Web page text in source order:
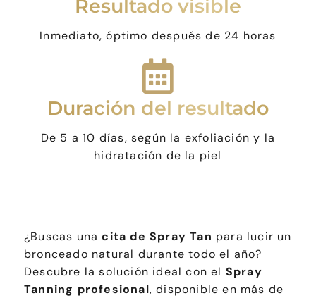
Resultado visible
Inmediato, óptimo después de 24 horas
Duración del resultado
De 5 a 10 días, según la exfoliación y la
hidratación de la piel
¿Buscas unacita de Spray Tan para lucir un
bronceado natural durante todo el año?
Descubre la solución ideal con el Spray
Tanning profesional, disponible en más de